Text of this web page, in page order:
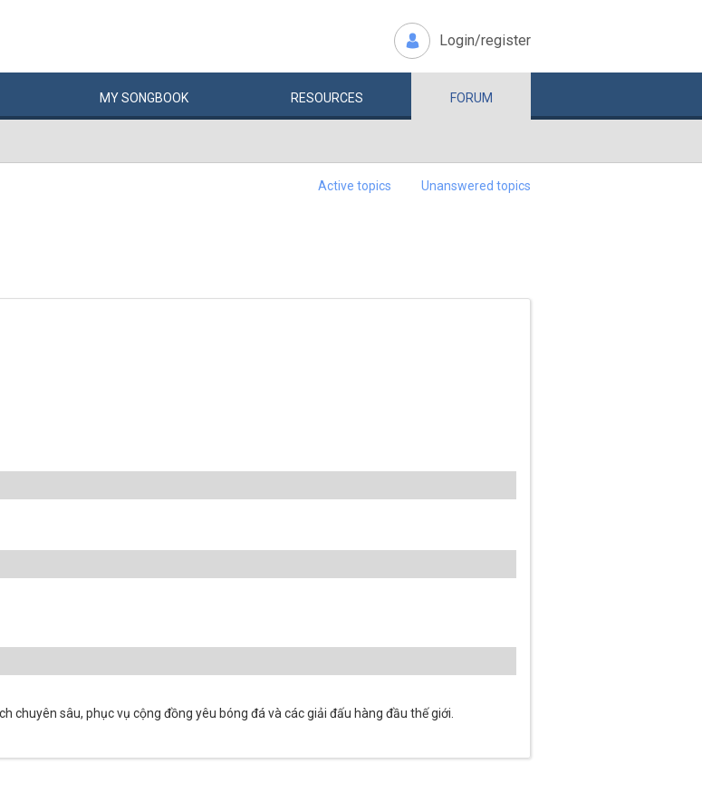
Login/register
MYSONGBOOK RESOURCES FORUM
Active topics Unanswered topics
sâu, phục vụ cộng đồng yêu bóng đá và các giải đấu hàng đầu thế giới.